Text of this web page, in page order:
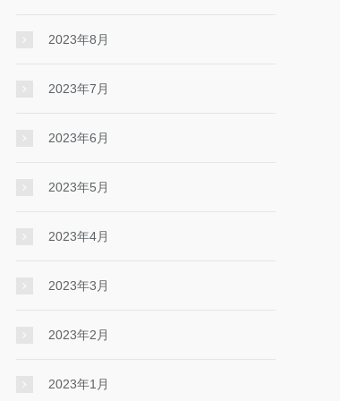
2023年8月
2023年7月
2023年6月
2023年5月
2023年4月
2023年3月
2023年2月
2023年1月